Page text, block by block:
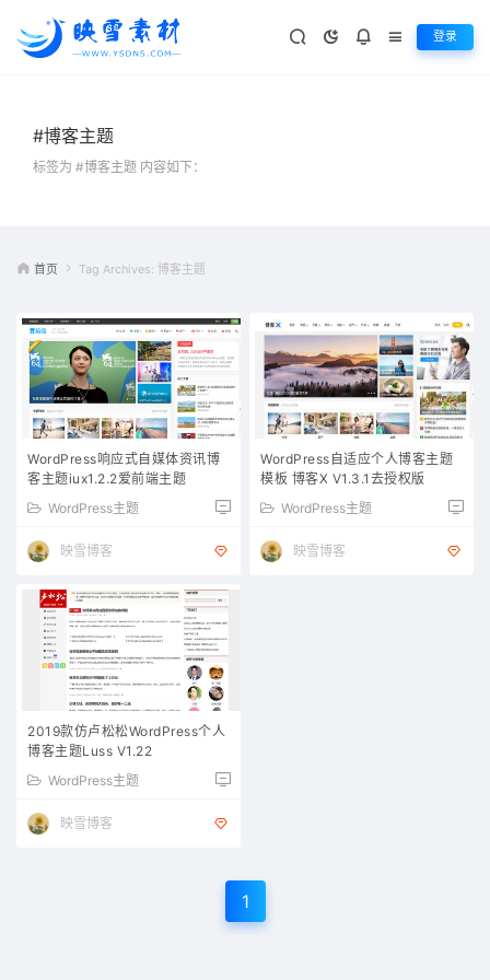
登录
#博客主题
标签为 #博客主题 内容如下：
首页 Tag Archives: 博客主题
WordPress响应式自媒体资讯博
客主题iux1.2.2爱前端主题
WordPress主题
映雪博客
WordPress自适应个人博客主题
模板 博客X V1.3.1去授权版
WordPress主题
映雪博客
2019款仿卢松松WordPress个人
博客主题Luss V1.22
WordPress主题
映雪博客
1